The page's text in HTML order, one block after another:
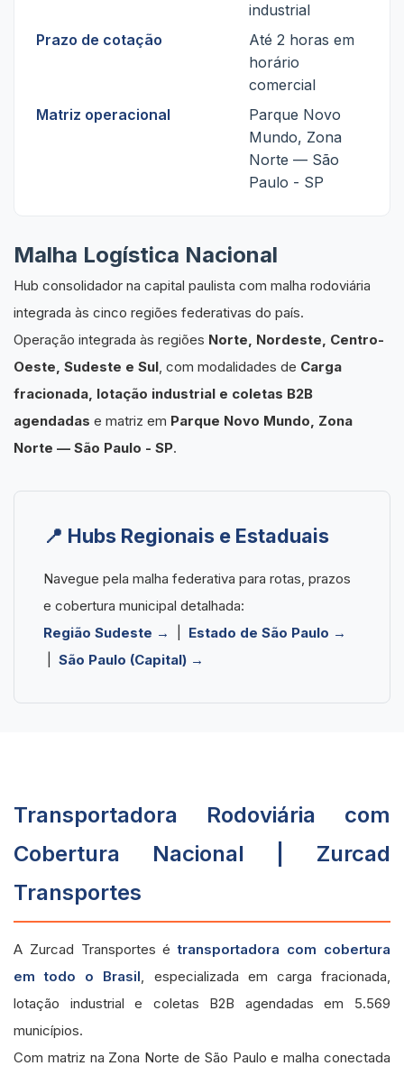
industrial
Prazo de cotação
Até 2 horas em
horário
comercial
Matriz operacional
Parque Novo
Mundo, Zona
Norte — São
Paulo - SP
Malha Logística Nacional
Hub consolidador na capital paulista com malha rodoviária
integrada às cinco regiões federativas do país.
Operação integrada às regiões Norte, Nordeste, Centro-
Oeste, Sudeste e Sul, com modalidades de Carga
fracionada, lotação industrial e coletas B2B
agendadas e matriz em Parque Novo Mundo, Zona
Norte — São Paulo - SP.
📍 Hubs Regionais e Estaduais
Navegue pela malha federativa para rotas, prazos
e cobertura municipal detalhada:
Região Sudeste →
Estado de São Paulo →
São Paulo (Capital) →
Transportadora Rodoviária com
Cobertura Nacional | Zurcad
Transportes
A Zurcad Transportes étransportadora com cobertura
em todo o Brasil, especializada em carga fracionada,
lotação industrial e coletas B2B agendadas em 5.569
municípios.
Com matriz na Zona Norte de São Paulo e malha conectada